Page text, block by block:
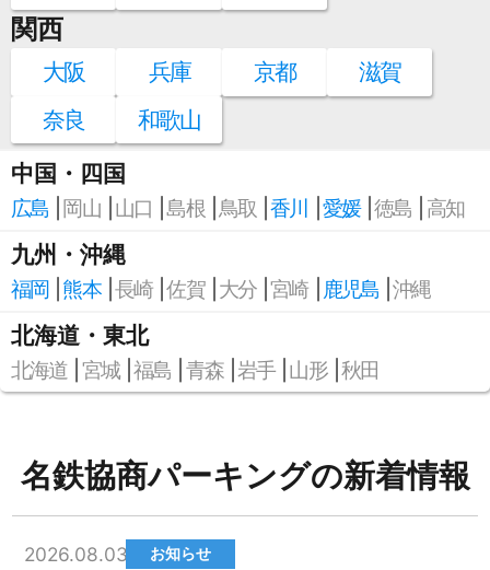
関西
大阪 兵庫 京都
滋賀
奈良
和歌山
中国・四国
広島 岡山 山口 島根 鳥取 香川 愛媛 徳島 高知
九州・沖縄
福岡 熊本 長崎 佐賀 大分 宮崎 鹿児島 沖縄
北海道・東北
北海道 宮城 福島 青森 岩手 山形 秋田
名鉄協商パーキングの新着情報
2026.08.03 お知らせ